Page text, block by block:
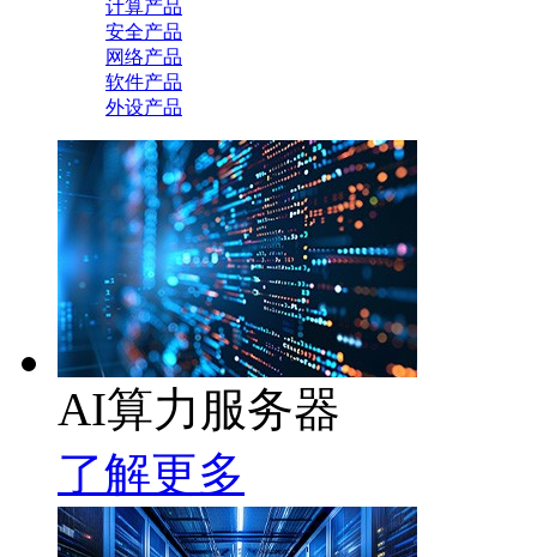
计算产品
安全产品
网络产品
软件产品
外设产品
AI算力服务器
了解更多